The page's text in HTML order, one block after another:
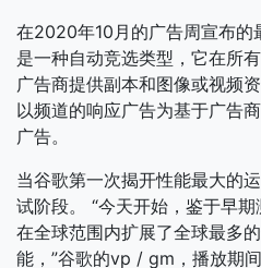
在2020年10月的广告周宣布的
是一种自动竞选类型，它在所
广告商提供副本和图像或视频
以频道的响应广告为基于广告
广告。
当谷歌第一次揭开性能最大的
试阶段。 “今天开始，鉴于早
在全球范围内扩展了全球最多
能，”谷歌的vp / gm，播放期